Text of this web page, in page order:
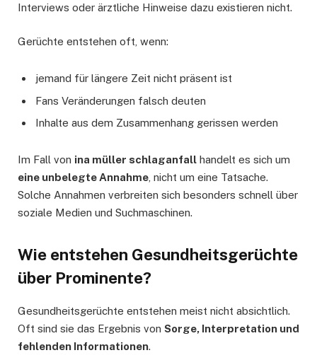
Interviews oder ärztliche Hinweise dazu existieren nicht.
Gerüchte entstehen oft, wenn:
jemand für längere Zeit nicht präsent ist
Fans Veränderungen falsch deuten
Inhalte aus dem Zusammenhang gerissen werden
Im Fall von ina müller schlaganfall handelt es sich um
eine unbelegte Annahme , nicht um eine Tatsache.
Solche Annahmen verbreiten sich besonders schnell über
soziale Medien und Suchmaschinen.
Wie entstehen Gesundheitsgerüchte
über Prominente?
Gesundheitsgerüchte entstehen meist nicht absichtlich.
Oft sind sie das Ergebnis von Sorge, Interpretation und
fehlenden Informationen.